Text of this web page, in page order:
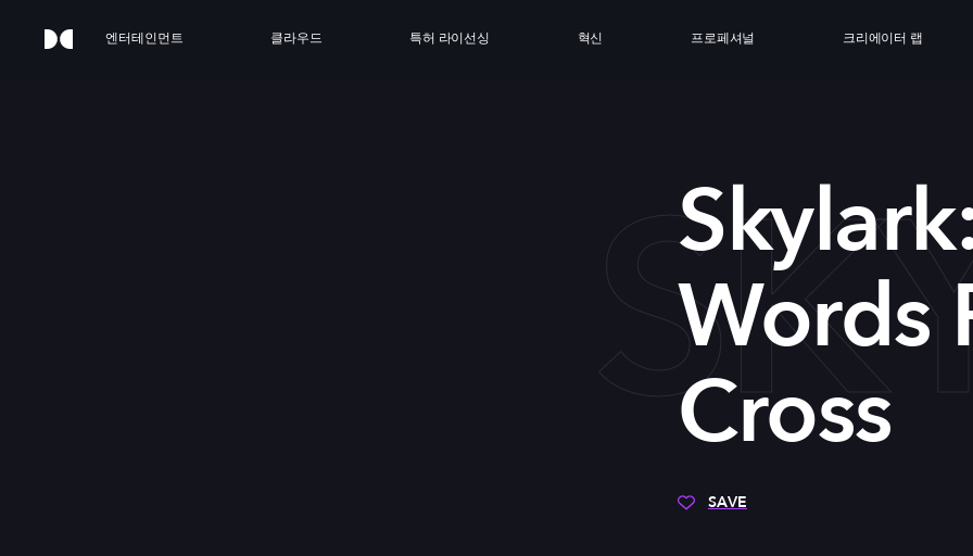
엔터테인먼트 클라우드 특허 라이선싱 혁신 프로페셔널 크리에이터 랩
Words
Cross
SAVE